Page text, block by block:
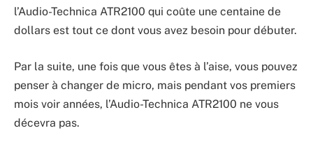
l’Audio-Technica ATR2100 qui coûte une centaine de
dollars est tout ce dont vous avez besoin pour débuter.
Par la suite, une fois que vous êtes à l’aise, vous pouvez
penser à changer de micro, mais pendant vos premiers
mois voir années, l’Audio-Technica ATR2100 ne vous
décevra pas.